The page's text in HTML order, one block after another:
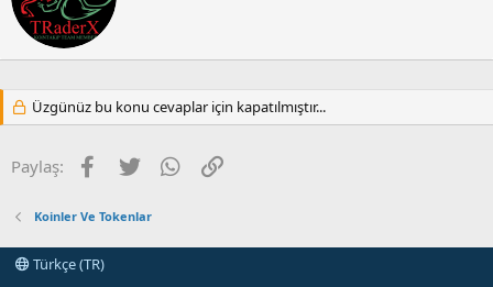
Üzgünüz bu konu cevaplar için kapatılmıştır...
Paylaş: Facebook
Twitter WhatsApp
Koinler Ve Tokenlar
Türkçe (TR)